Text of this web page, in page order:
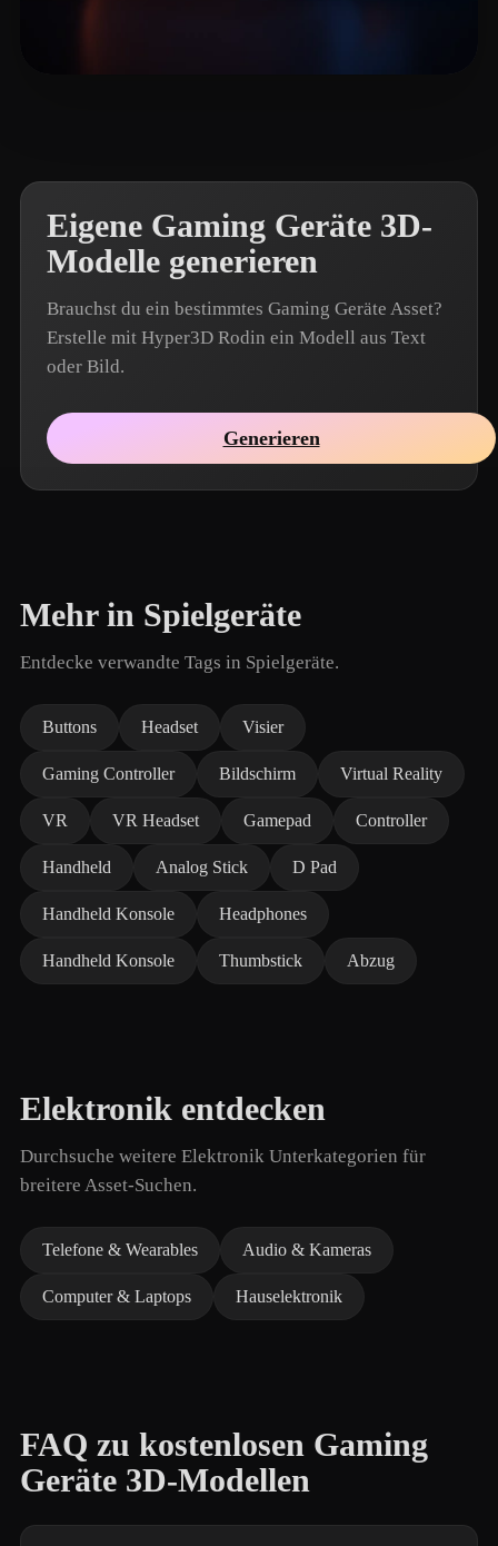
Eigene Gaming Geräte 3D-
Modelle generieren
Brauchst du ein bestimmtes Gaming Geräte Asset?
Erstelle mit Hyper3D Rodin ein Modell aus Text
oder Bild.
Generieren
Mehr in Spielgeräte
Entdecke verwandte Tags in Spielgeräte.
Buttons Headset Visier
Gaming Controller Bildschirm Virtual Reality
VR VR Headset Gamepad Controller
Handheld Analog Stick D Pad
Handheld Konsole Headphones
Handheld Konsole Thumbstick Abzug
Elektronik entdecken
Durchsuche weitere Elektronik Unterkategorien für
breitere Asset-Suchen.
Telefone & Wearables Audio & Kameras
Computer & Laptops Hauselektronik
FAQ zu kostenlosen Gaming
Geräte 3D-Modellen